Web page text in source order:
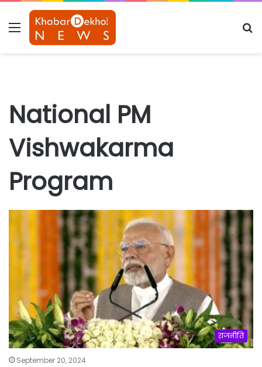
Menu
National PM
Vishwakarma
Program
राजनीति
September 20, 2024